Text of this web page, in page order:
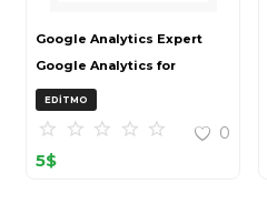
Google Analytics Expert
Google Analytics for
OpenCart (ZIP)
EDITMO
0
5$